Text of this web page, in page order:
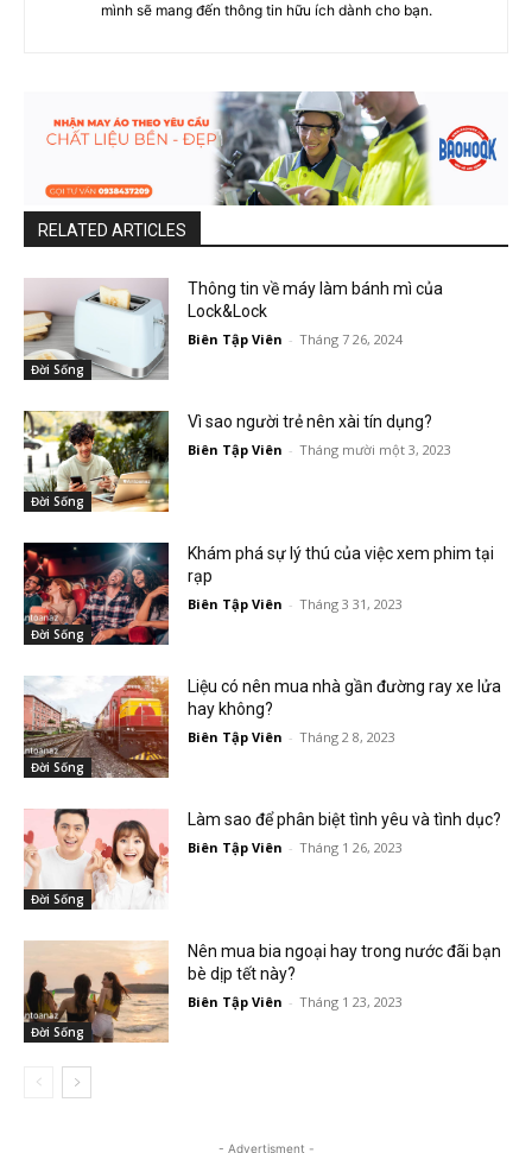
mình sẽ mang đến thông tin hữu ích dành cho bạn.
RELATED ARTICLES
Đời Sống
Thông tin về máy làm bánh mì của
Lock&Lock
Biên Tập Viên - Tháng 7 26, 2024
Đời Sống
Vì sao người trẻ nên xài tín dụng?
Biên Tập Viên - Tháng mười một 3, 2023
Đời Sống
Khám phá sự lý thú của việc xem phim tại
rạp
Biên Tập Viên - Tháng 3 31, 2023
Đời Sống
Liệu có nên mua nhà gần đường ray xe lửa
hay không?
Biên Tập Viên - Tháng 2 8, 2023
Đời Sống
Làm sao để phân biệt tình yêu và tình dục?
Biên Tập Viên - Tháng 1 26, 2023
Đời Sống
Nên mua bia ngoại hay trong nước đãi bạn
bè dịp tết này?
Biên Tập Viên - Tháng 1 23, 2023
- Advertisment -